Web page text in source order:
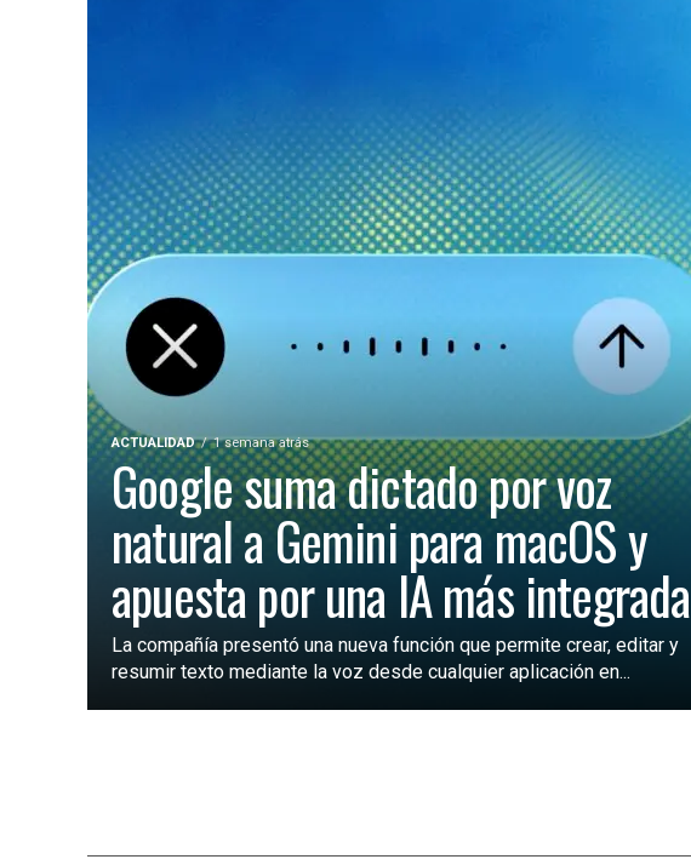
ACTUALIDAD 1 semana atrás
Google suma dictado por voz
natural a Gemini para macOS y
apuesta por una IA más integrada
La compañía presentó una nueva función que permite crear, editar y
resumir texto mediante la voz desde cualquier aplicación en...